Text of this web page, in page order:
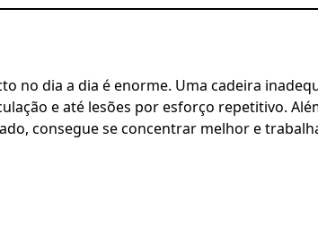
no dia a dia é enorme. Uma cadeira
e até lesões por esforço repetitivo.
consegue se concentrar melhor e